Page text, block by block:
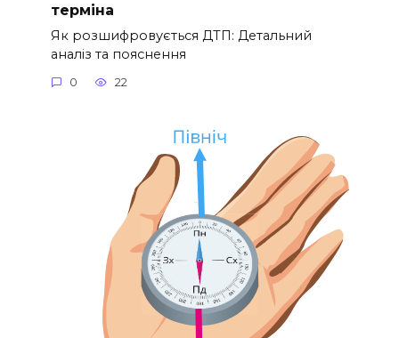
терміна
Як розшифровується ДТП: Детальний
аналіз та пояснення
0 22